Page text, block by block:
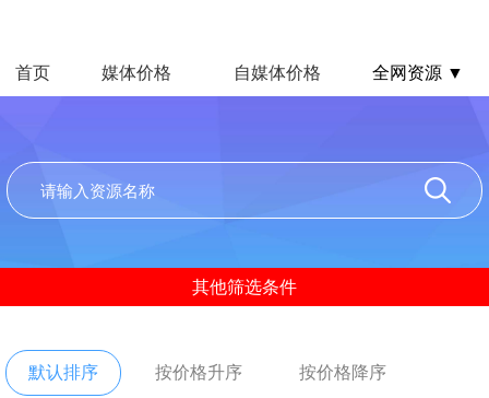
首页 媒体价格 自媒体价格 全网资源 ▼
其他筛选条件
默认排序 按价格升序 按价格降序